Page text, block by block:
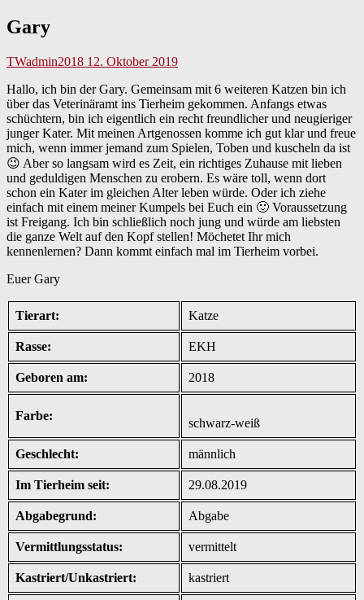
Gary
TWadmin2018 12. Oktober 2019
Hallo, ich bin der Gary. Gemeinsam mit 6 weiteren Katzen bin ich
über das Veterinäramt ins Tierheim gekommen. Anfangs etwas
schüchtern, bin ich eigentlich ein recht freundlicher und neugieriger
junger Kater. Mit meinen Artgenossen komme ich gut klar und freue
mich, wenn immer jemand zum Spielen, Toben und kuscheln da ist
😉 Aber so langsam wird es Zeit, ein richtiges Zuhause mit lieben
und geduldigen Menschen zu erobern. Es wäre toll, wenn dort
schon ein Kater im gleichen Alter leben würde. Oder ich ziehe
einfach mit einem meiner Kumpels bei Euch ein 🙂 Voraussetzung
ist Freigang. Ich bin schließlich noch jung und würde am liebsten
die ganze Welt auf den Kopf stellen! Möchetet Ihr mich
kennenlernen? Dann kommt einfach mal im Tierheim vorbei.
Euer Gary
Tierart: Katze
Rasse: EKH
Geboren am: 2018
Farbe:
schwarz-weiß
Geschlecht: männlich
Im Tierheim seit: 29.08.2019
Abgabegrund: Abgabe
Vermittlungsstatus: vermittelt
Kastriert/Unkastriert: kastriert